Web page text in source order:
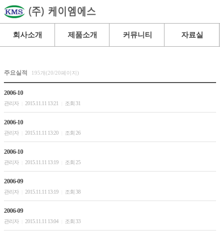
회사소개 제품소개 커뮤니티 자료실
주요실적 195개(20/20페이지)
2006-10
관리자 2015.11.11 13:21 조회 31
2006-10
관리자 2015.11.11 13:20 조회 26
2006-10
관리자 2015.11.11 13:19 조회 25
2006-09
관리자 2015.11.11 13:19 조회 38
2006-09
관리자 2015.11.11 13:04 조회 33